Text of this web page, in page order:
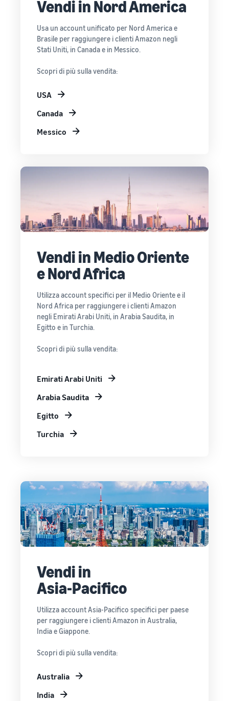
Vendi in Nord America
Usa un account unificato per Nord America e
Brasile per raggiungere i clienti Amazon negli
Stati Uniti, in Canada e in Messico.
Scopri di più sulla vendita:
USA
Canada
Messico
Vendi in Medio Oriente
e Nord Africa
Utilizza account specifici per il Medio Oriente e il
Nord Africa per raggiungere i clienti Amazon
negli Emirati Arabi Uniti, in Arabia Saudita, in
Egitto e in Turchia.
Scopri di più sulla vendita:
Emirati Arabi Uniti
Arabia Saudita
Egitto
Turchia
Vendi in
Asia-Pacifico
Utilizza account Asia-Pacifico specifici per paese
per raggiungere i clienti Amazon in Australia,
India e Giappone.
Scopri di più sulla vendita:
Australia
India